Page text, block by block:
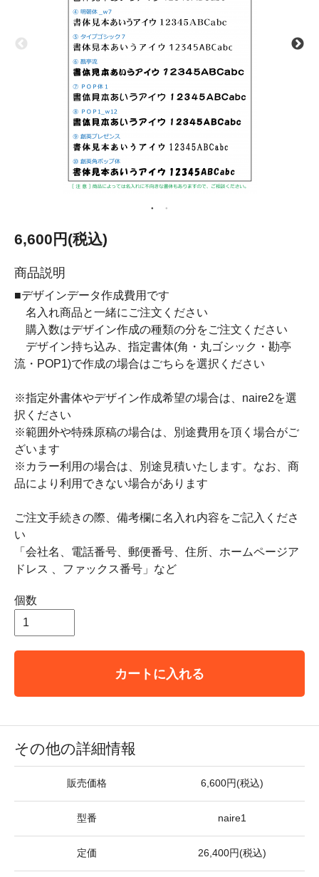
6,600円(税込)
商品説明
■デザインデータ作成費用です
名入れ商品と一緒にご注文ください
購入数はデザイン作成の種類の分をご注文ください
デザイン持ち込み、指定書体(角・丸ゴシック・勘亭
流・POP1)で作成の場合はごちらを選択ください
※指定外書体やデザイン作成希望の場合は、naire2を選
択ください
※範囲外や特殊原稿の場合は、別途費用を頂く場合がご
ざいます
※カラー利用の場合は、別途見積いたします。なお、商
品により利用できない場合があります
ご注文手続きの際、備考欄に名入れ内容をご記入くださ
い
「会社名、電話番号、郵便番号、住所、ホームページア
ドレス 、ファックス番号」など
個数
カートに入れる
その他の詳細情報
販売価格 6,600円(税込)
型番 naire1
定価 26,400円(税込)